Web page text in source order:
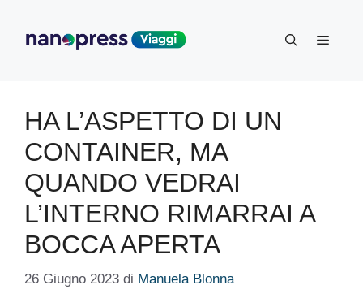
contenuto
Menu
HA L’ASPETTO DI UN
CONTAINER, MA
QUANDO VEDRAI
L’INTERNO RIMARRAI A
BOCCA APERTA
26 Giugno 2023 di Manuela Blonna